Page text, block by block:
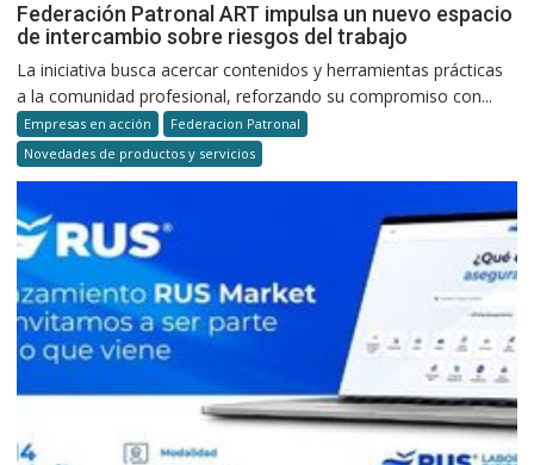
Federación Patronal ART impulsa un nuevo espacio
de intercambio sobre riesgos del trabajo
La iniciativa busca acercar contenidos y herramientas prácticas
a la comunidad profesional, reforzando su compromiso con...
Empresas en acción
Federacion Patronal
Novedades de productos y servicios